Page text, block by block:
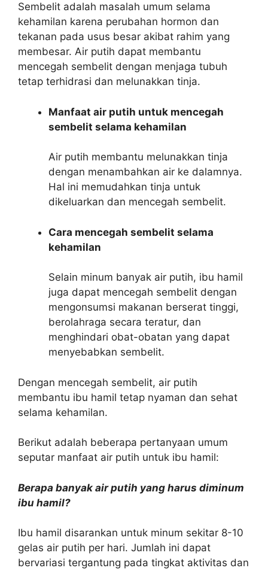
Sembelit adalah masalah umum selama
kehamilan karena perubahan hormon dan
tekanan pada usus besar akibat rahim yang
membesar. Air putih dapat membantu
mencegah sembelit dengan menjaga tubuh
tetap terhidrasi dan melunakkan tinja.
Manfaat air putih untuk mencegah
sembelit selama kehamilan
Air putih membantu melunakkan tinja
dengan menambahkan air ke dalamnya.
Hal ini memudahkan tinja untuk
dikeluarkan dan mencegah sembelit.
Cara mencegah sembelit selama
kehamilan
Selain minum banyak air putih, ibu hamil
juga dapat mencegah sembelit dengan
mengonsumsi makanan berserat tinggi,
berolahraga secara teratur, dan
menghindari obat-obatan yang dapat
menyebabkan sembelit.
Dengan mencegah sembelit, air putih
membantu ibu hamil tetap nyaman dan sehat
selama kehamilan.
Berikut adalah beberapa pertanyaan umum
seputar manfaat air putih untuk ibu hamil:
Berapa banyak air putih yang harus diminum
ibu hamil?
Ibu hamil disarankan untuk minum sekitar 8-10
gelas air putih per hari. Jumlah ini dapat
bervariasi tergantung pada tingkat aktivitas dan